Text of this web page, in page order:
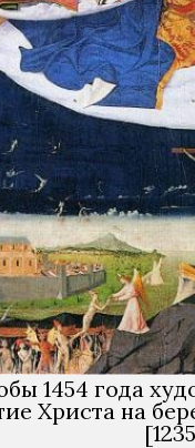
1454 года
Христа на